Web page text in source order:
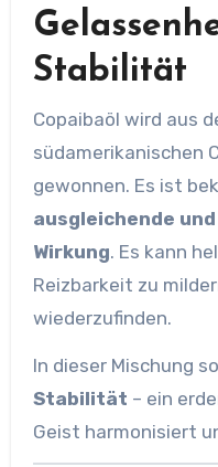
Stabilität
Copaibaöl wird aus
südamerikanischen
gewonnen. Es ist
ausgleichende
Wirkung. Es kann
Reizbarkeit zu
wiederzufinden.
In dieser Mischung
Stabilität – ein
Geist harmonisiert